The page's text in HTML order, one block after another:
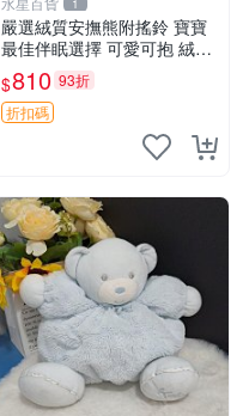
1
嚴選絨質安撫熊附搖鈴 寶寶
最佳伴眠選擇 可愛可抱 絨毛
玩具 安撫熊 嬰兒用
$810 93折
折扣碼